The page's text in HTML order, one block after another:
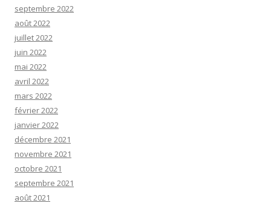
septembre 2022
août 2022
juillet 2022
juin 2022
mai 2022
avril 2022
mars 2022
février 2022
janvier 2022
décembre 2021
novembre 2021
octobre 2021
septembre 2021
août 2021